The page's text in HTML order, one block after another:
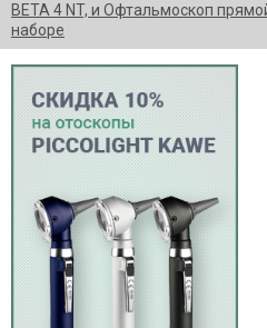
BETA 4 NT, и Офтальмоскоп
наборе